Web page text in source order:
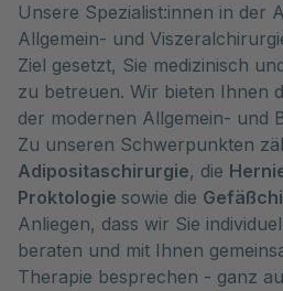
Unsere Spezialist:innen in der
Allgemein- und
Ziel gesetzt, Sie medizinisch
zu betreuen. Wir bieten Ihnen
der modernen Allgemein- und
Zu unseren Schwerpunkten
Adipositaschirurgie, die
Proktologie sowie die
Anliegen, dass wir Sie
beraten und mit Ihnen
Therapie besprechen - ganz